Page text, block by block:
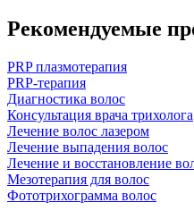
Рекомендуемые
PRP плазмотерапия
PRP-терапия
Диагностика волос
Консультация врача трихолога
Лечение волос лазером
Лечение выпадения волос
Лечение и восстановление
Мезотерапия для волос
Фототрихограмма волос